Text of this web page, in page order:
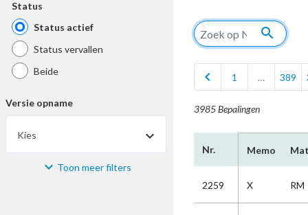
Status
Status actief
Status vervallen
Beide
Versie opname
Kies
Materiaal Toon meer filters
search
chevron_left 1 … 389
3985 Bepalingen
Nr. Memo
2259 X RM